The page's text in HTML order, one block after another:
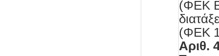
(ΦΕΚ
(ΦΕΚ
Αριθ.